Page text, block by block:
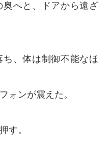
へと、ドアから遠ざ
、体は制御不能なほ
ォンが震えた。
す。